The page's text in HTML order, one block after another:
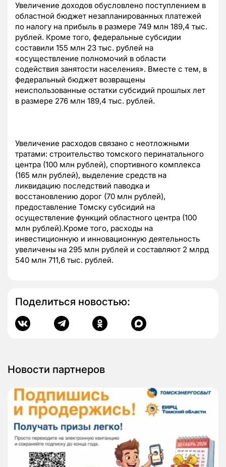
Увеличение доходов обусловлено поступлением в
областной бюджет незапланированных платежей
по налогу на прибыль в размере 749 млн 189,4 тыс.
рублей. Кроме того, федеральные субсидии
составили 155 млн 23 тыс. рублей на
«осуществление полномочий в области
содействия занятости населения». Вместе с тем, в
федеральный бюджет возвращены
неиспользованные остатки субсидий прошлых лет
в размере 276 млн 189,4 тыс. рублей.
Увеличение расходов связано с неотложными
тратами: строительство томского перинатального
центра (100 млн рублей), спортивного комплекса
(165 млн рублей), выделение средств на
ликвидацию последствий паводка и
восстановлению дорог (70 млн рублей),
предоставление Томску субсидий на
осуществление функций областного центра (100
млн рублей).Кроме того, расходы на
инвестиционную и инновационную деятельность
увеличены на 295 млн рублей и составляют 2 млрд
540 млн 711,6 тыс. рублей.
Поделиться новостью:
Новости партнеров